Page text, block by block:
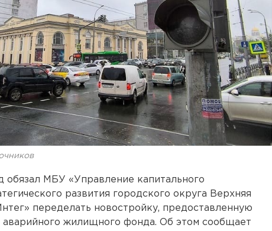
обязал МБУ «Управление капитального
развития городского округа Верхняя
переделать новостройку, предоставленную
аварийного жилищного фонда. Об этом сообщает